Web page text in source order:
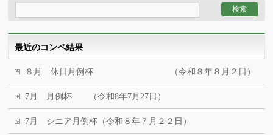
最近のコンペ結果
８月 休日月例杯 （令和８年８月２日）
7月 月例杯 （令和8年7月27日）
7月 シニア月例杯（令和８年７月２２日）